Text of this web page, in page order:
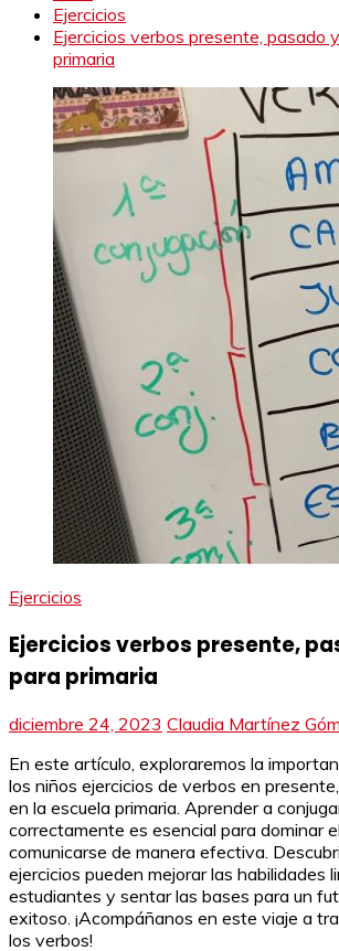
Ejercicios
Ejercicios verbos presente, pasado
primaria
Ejercicios
Ejercicios verbos presente,
para primaria
diciembre 24, 2023 Claudia Martínez
En este artículo, exploraremos la
los niños ejercicios de verbos en
en la escuela primaria. Aprender a
correctamente es esencial para dominar
comunicarse de manera efectiva.
ejercicios pueden mejorar las habilidades
estudiantes y sentar las bases para un
exitoso. ¡Acompáñanos en este viaje a
los verbos!